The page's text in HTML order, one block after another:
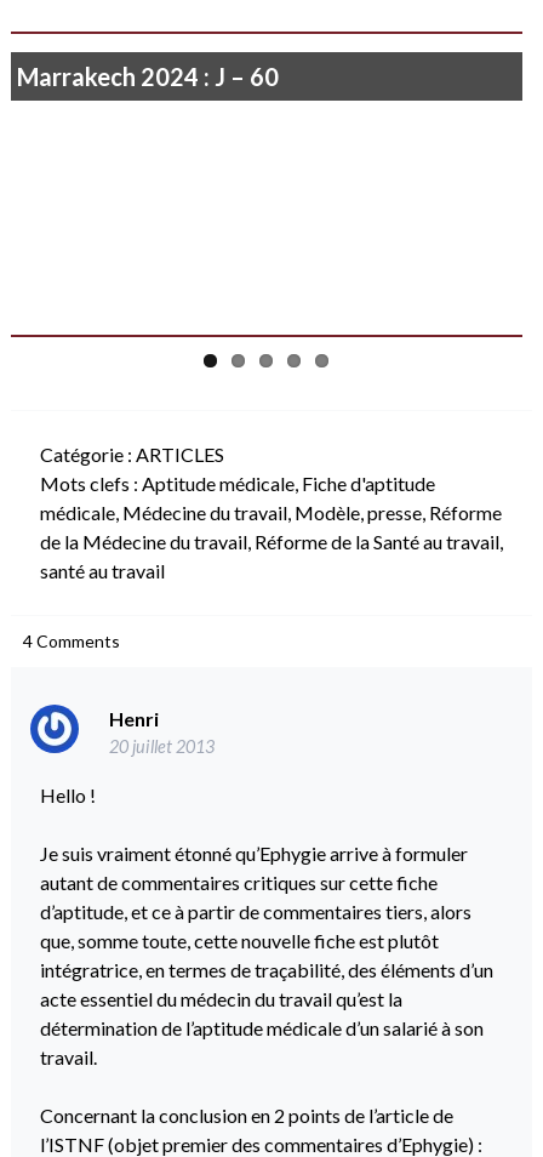
Marrakech 2024 : J – 60
Catégorie : ARTICLES
Mots clefs : Aptitude médicale, Fiche d'aptitude
médicale, Médecine du travail, Modèle, presse, Réforme
de la Médecine du travail, Réforme de la Santé au travail,
santé au travail
4Comments
Henri
20 juillet 2013
Hello !
Je suis vraiment étonné qu’Ephygie arrive à formuler
autant de commentaires critiques sur cette fiche
d’aptitude, et ce à partir de commentaires tiers, alors
que, somme toute, cette nouvelle fiche est plutôt
intégratrice, en termes de traçabilité, des éléments d’un
acte essentiel du médecin du travail qu’est la
détermination de l’aptitude médicale d’un salarié à son
travail.
Concernant la conclusion en 2 points de l’article de
l’ISTNF (objet premier des commentaires d’Ephygie) :